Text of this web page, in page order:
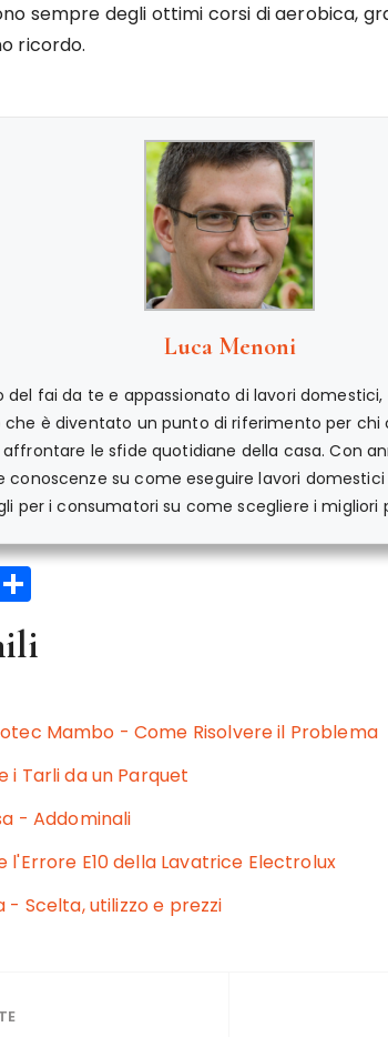
sempre degli ottimi corsi di aerobica,
ricordo.
Luca Menoni
del fai da te e appassionato di lavori
che è diventato un punto di riferimento per chi
le sfide quotidiane della casa. Con
conoscenze su come eseguire lavori
per i consumatori su come scegliere i migliori
o
n
vi
di
Mambo - Come Risolvere il Problema
i Tarli da un Parquet
- Addominali
l'Errore E10 della Lavatrice Electrolux
- Scelta, utilizzo e prezzi